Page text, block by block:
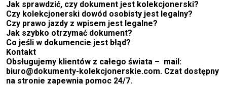
Jak sprawdzić, czy dokument jest kolekcjonerski?
Czy kolekcjonerski dowód osobisty jest legalny?
Czy prawo jazdy z wpisem jest legalne?
Jak szybko otrzymać dokument?
Co jeśli w dokumencie jest błąd?
Kontakt
Obsługujemy klientów z całego świata – mail:
biuro@dokumenty-kolekcjonerskie.com. Czat dostępny
na stronie zapewnia pomoc 24/7.